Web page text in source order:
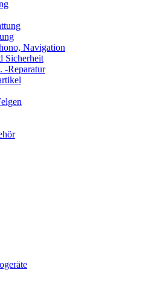
Navigation
Sicherheit
-Reparatur